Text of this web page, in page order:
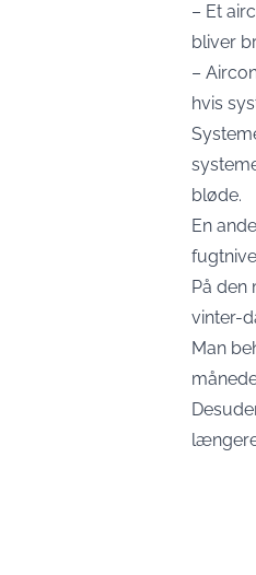
– Et
bliver
–
hvis
bløde.
En
På den
vinter-
Man